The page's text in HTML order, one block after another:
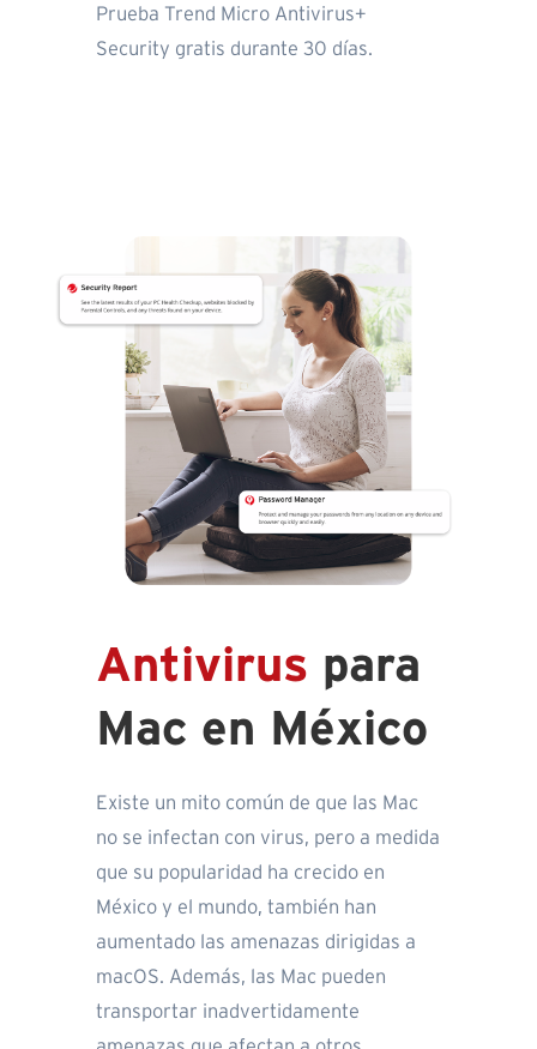
Prueba Trend Micro Antivirus+
Security gratis durante 30 días.
Antivirus para
Mac en México
Existe un mito común de que las Mac
no se infectan con virus, pero a medida
que su popularidad ha crecido en
México y el mundo, también han
aumentado las amenazas dirigidas a
macOS. Además, las Mac pueden
transportar inadvertidamente